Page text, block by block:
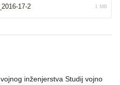
17-2 1 MB
inženjerstva Studij vojno